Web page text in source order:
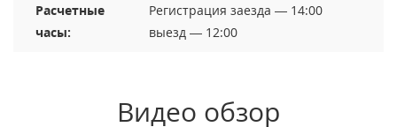
Расчетные
часы:
Регистрация заезда — 14:00
выезд — 12:00
Видео обзор